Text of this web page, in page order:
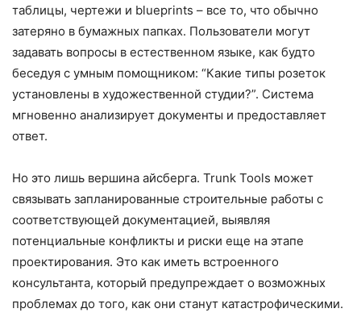
таблицы, чертежи и blueprints – все то, что обычно
затеряно в бумажных папках. Пользователи могут
задавать вопросы в естественном языке, как будто
беседуя с умным помощником: “Какие типы розеток
установлены в художественной студии?”. Система
мгновенно анализирует документы и предоставляет
ответ.
Но это лишь вершина айсберга. Trunk Tools может
связывать запланированные строительные работы с
соответствующей документацией, выявляя
потенциальные конфликты и риски еще на этапе
проектирования. Это как иметь встроенного
консультанта, который предупреждает о возможных
проблемах до того, как они станут катастрофическими.